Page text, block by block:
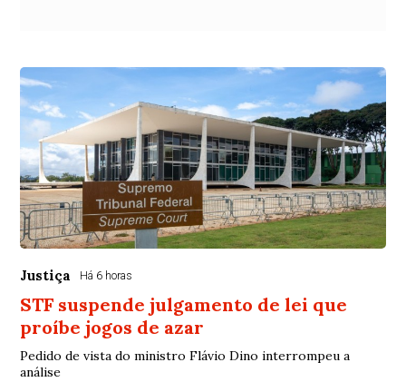
Justiça Há 6 horas
STF suspende julgamento de lei que
proíbe jogos de azar
Pedido de vista do ministro Flávio Dino interrompeu a
análise